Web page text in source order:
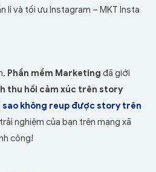
lí và tối ưu Instagram – MKT Insta
Phần mềm Marketing đã giới
thu hồi cảm xúc trên story
sao không reup được story trên
nghiệm của bạn trên mạng xã
công!